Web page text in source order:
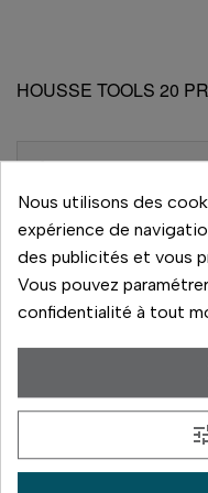
HOUSSE TOOLS 20
À voir aussi sur la
Dans le même
HOUSSE
(21 €)
HOUSSE TOOLS
MESSENGER
Nous utilisons des
expérience de
des publicités et vous
Vous pouvez
confidentialité à tout